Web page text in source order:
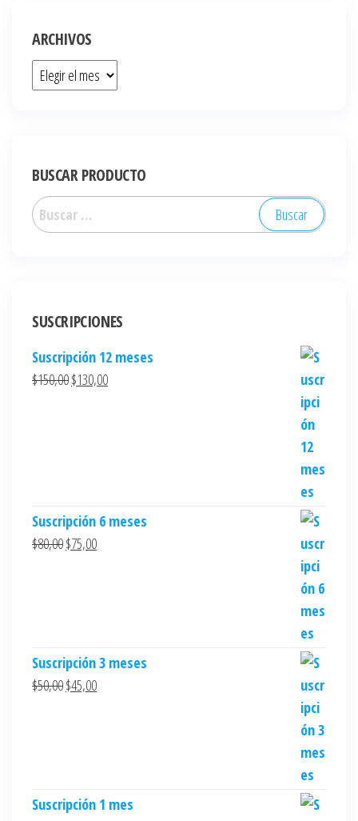
ARCHIVOS
BUSCAR PRODUCTO
SUSCRIPCIONES
Suscripción 12 meses
$150,00$130,00
Suscripción 6 meses
$80,00$75,00
Suscripción 3 meses
$50,00$45,00
Suscripción 1 mes